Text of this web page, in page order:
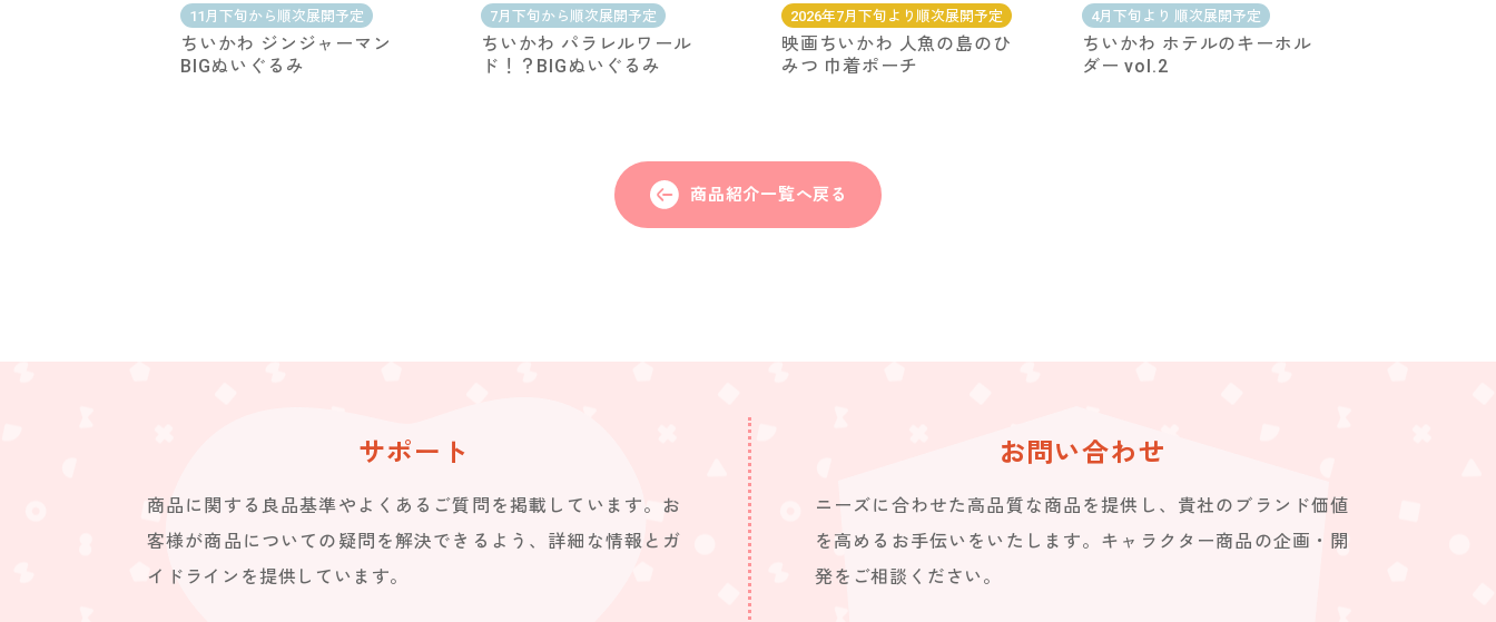
11月下旬から順次展開予定
ちいかわ ジンジャーマン
BIGぬいぐるみ
7月下旬から順次展開予定
ちいかわ パラレルワール
ド！？BIGぬいぐるみ
2026年7月下旬より順次展開予定
映画ちいかわ 人魚の島のひ
みつ 巾着ポーチ
4月下旬より 順次展開予定
ちいかわ ホテルのキーホル
ダー vol.2
商品紹介一覧へ戻る
サポート
商品に関する良品基準やよくあるご質問を掲載しています。お
客様が商品についての疑問を解決できるよう、詳細な情報とガ
イドラインを提供しています。
お問い合わせ
ニーズに合わせた高品質な商品を提供し、貴社のブランド価値
を高めるお手伝いをいたします。キャラクター商品の企画・開
発をご相談ください。